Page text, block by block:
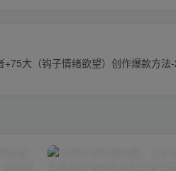
+75大（钩子情绪欲望）创作爆款方法